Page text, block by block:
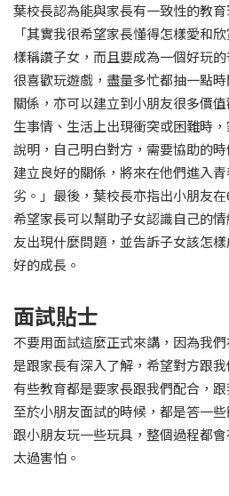
葉校長認為能與家長有一致性的教
「其實我很希望家長懂得怎樣愛和
樣稱讚子女，而且要成為一個好玩
很喜歡玩遊戲，盡量多忙都抽一點
關係，亦可以建立到小朋友很多價
生事情、生活上出現衝突或困難時
說明，自己明白對方，需要協助的
建立良好的關係，將來在他們進入
劣。」最後，葉校長亦指出小朋友
希望家長可以幫助子女認識自己的
友出現什麼問題，並告訴子女該怎
好的成長。
面試貼士
不要用面試這麼正式來講，因為我
是跟家長有深入了解，希望對方跟
有些教育都是要家長跟我們配合，
至於小朋友面試的時候，都是答一
跟小朋友玩一些玩具，整個過程都
太過害怕。